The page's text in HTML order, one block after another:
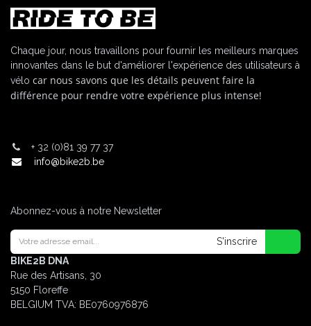
Chaque jour, nous travaillons pour fournir les meilleurs marques
innovantes dans le but d'améliorer l'expérience des utilisateurs à
vélo car nous savons que les détails peuvent faire la
différence pour rendre votre expérience plus intense!
+ 32 (0)81 39 77 37
info@bike2b.be
Abonnez-vous à notre Newsletter
S'inscrire
BIKE2B DNA
Rue des Artisans, 30
5150 Floreffe
BELGIUM TVA: BE0760976876